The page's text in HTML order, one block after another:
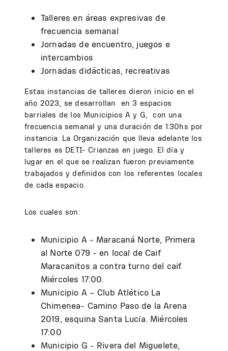
Talleres en áreas expresivas de
frecuencia semanal
Jornadas de encuentro, juegos e
intercambios
Jornadas didácticas, recreativas
Estas instancias de talleres dieron inicio en el
año 2023, se desarrollan en 3 espacios
barriales de los Municipios A y G, con una
frecuencia semanal y una duración de 1:30hs por
instancia. La Organización que lleva adelante los
talleres es DETI- Crianzas en juego. El día y
lugar en el que se realizan fueron previamente
trabajados y definidos con los referentes locales
de cada espacio.
Los cuales son:
Municipio A - Maracaná Norte, Primera
al Norte 079 - en local de Caif
Maracanitos a contra turno del caif.
Miércoles 17:00.
Municipio A – Club Atlético La
Chimenea- Camino Paso de la Arena
2019, esquina Santa Lucía. Miércoles
17:00
Municipio G - Rivera del Miguelete,